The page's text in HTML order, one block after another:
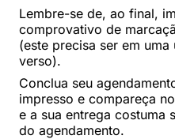
Lembre-se de, ao final,
comprovativo de
(este precisa ser em
verso).
Conclua seu
impresso e compareça
e a sua entrega costuma
do agendamento.